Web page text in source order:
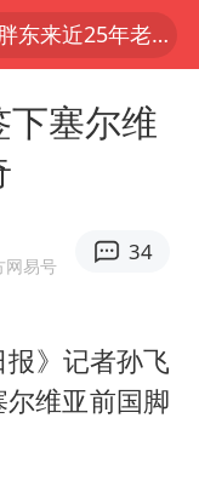
于东来回应胖东来近25年老店年底关闭
浙江省甬江发生2026年第1号洪水
星驰合照
香港刷新1884年以来最高气温纪录
上门女婿出轨女邻居多年被判重婚罪
市民“菜篮子”
塞尔维
网易号
34
》记者孙飞
维亚前国脚